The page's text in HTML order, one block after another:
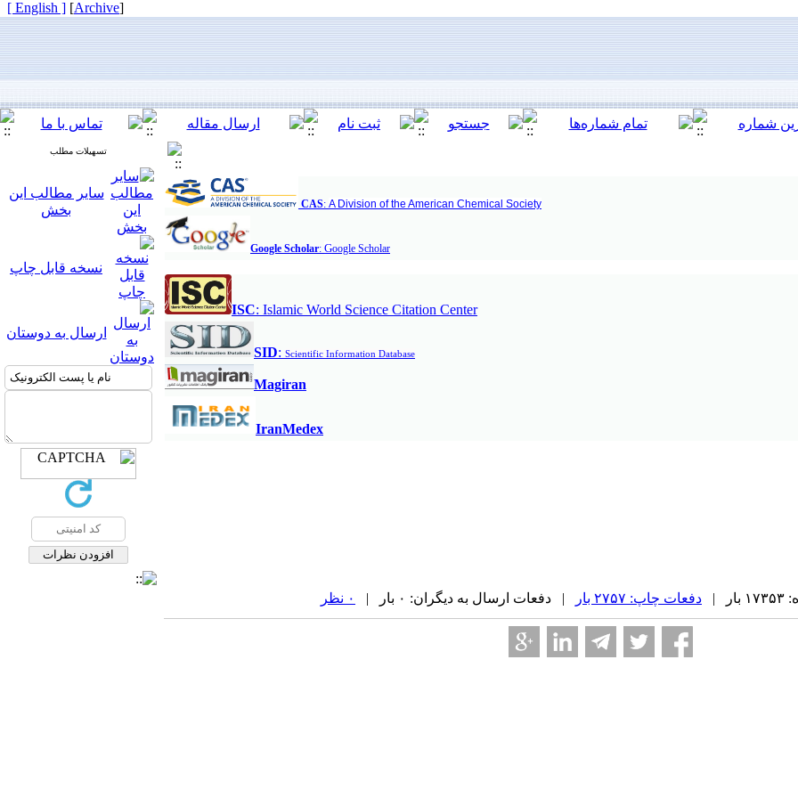
[
Archive
]
[ English ]
CAS: A Division of the American Chemical Society
Google Scholar: Google Scholar
ISC: Islamic World Science Citation Center
SID: Scientific Information Database
Magiran
IranMedex
تسهیلات مطلب
سایر مطالب این
بخش
نسخه قابل چاپ
ارسال به دوستان
| دفعات چاپ: ۲۷۵۷ بار | دفعات ارسال به دیگران: ۰ بار | ۰ نظر